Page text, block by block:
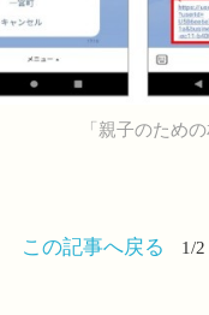
「親子のため
この記事へ戻る 1/2